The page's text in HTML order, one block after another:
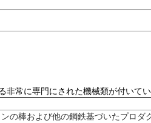
常に専門にされた機械類が付いてい
の棒および他の鋼鉄基づいたプロダ